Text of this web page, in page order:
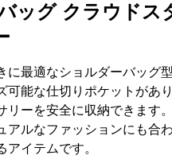
ッグ クラウドス
に最適なショルダーバッグ
可能な仕切りポケットがあ
リーを安全に収納できます
アルなファッションにも合
アイテムです。